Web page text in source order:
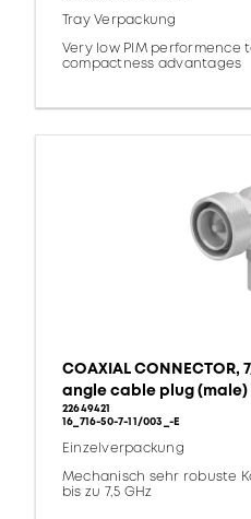
Tray Verpackung
Very low PIM
compactness advantages
COAXIAL CONNECTOR,
angle cable plug (male)
22649421
16_716-50-7-11/003_-E
Einzelverpackung
Mechanisch sehr robuste
bis zu 7,5 GHz